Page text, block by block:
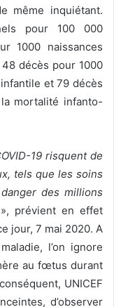
même inquiétant.
pour 100 000
1000 naissances
décès pour 1000
et 79 décès
mortalité infanto-
19 risquent de
tels que les soins
des millions
», prévient en effet
jour, 7 mai 2020. A
l’on ignore
au fœtus durant
UNICEF
d’observer